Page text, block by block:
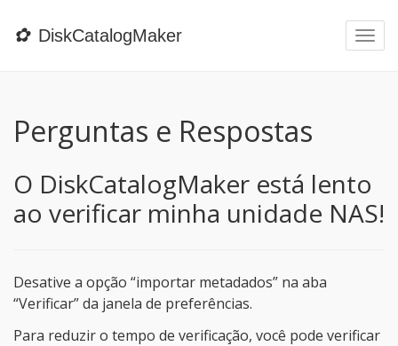
✿ DiskCatalogMaker
Perguntas e Respostas
O DiskCatalogMaker está lento
ao verificar minha unidade NAS!
Desative a opção “importar metadados” na aba
“Verificar” da janela de preferências.
Para reduzir o tempo de verificação, você pode verificar